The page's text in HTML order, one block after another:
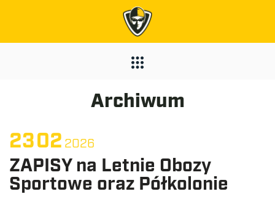
Archiwum
2302 2026
ZAPISY na Letnie Obozy
Sportowe oraz Półkolonie